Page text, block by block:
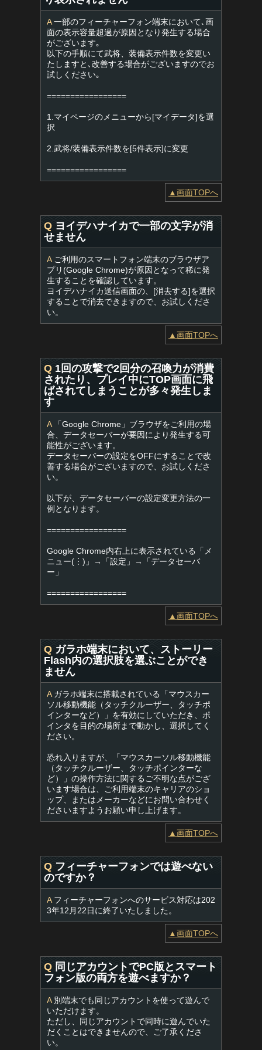
A一部のフィーチャーフォン端末において､画
面の表示容量超過が原因となり発生する場合
がございます｡
以下の手順にて武将、装備表示件数を変更い
たしますと､改善する場合がございますのでお
試しください｡
=================
1.マイページのメニューから[マイデータ]を選
択
2.武将/装備表示件数を[5件表示]に変更
=================
▲画面TOPへ
Q ヨイデハナイカで一部の文字が消
せません
Aご利用のスマートフォン端末のブラウザア
プリ(Google Chrome)が原因となって稀に発
生することを確認しています。
ヨイデハナイカ送信画面の、[消去する]を選択
することで消去できますので、お試しくださ
い。
▲画面TOPへ
Q 1回の攻撃で2回分の召喚力が消費
されたり、プレイ中にTOP画面に飛
ばされてしまうことが多々発生しま
す
A「Google Chrome」ブラウザをご利用の場
合、データセーバーが要因により発生する可
能性がございます。
データセーバーの設定をOFFにすることで改
善する場合がございますので、お試しくださ
い。
以下が、データセーバーの設定変更方法の一
例となります。
=================
Google Chrome内右上に表示されている「メ
ニュー(︙)」→「設定」→「データセーバ
ー」
=================
▲画面TOPへ
Q ガラホ端末において、ストーリー
Flash内の選択肢を選ぶことができ
ません
Aガラホ端末に搭載されている「マウスカー
ソル移動機能（タッチクルーザー、タッチポ
インターなど）」を有効にしていただき、ポ
インタを目的の場所まで動かし、選択してく
ださい。
恐れ入りますが、「マウスカーソル移動機能
（タッチクルーザー、タッチポインターな
ど）」の操作方法に関するご不明な点がござ
います場合は、ご利用端末のキャリアのショ
ップ、またはメーカーなどにお問い合わせく
ださいますようお願い申し上げます。
▲画面TOPへ
Q フィーチャーフォンでは遊べない
のですか？
Aフィーチャーフォンへのサービス対応は202
3年12月22日に終了いたしました。
▲画面TOPへ
Q 同じアカウントでPC版とスマート
フォン版の両方を遊べますか？
A別端末でも同じアカウントを使って遊んで
いただけます。
ただし、同じアカウントで同時に遊んでいた
だくことはできませんので、ご了承くださ
い。